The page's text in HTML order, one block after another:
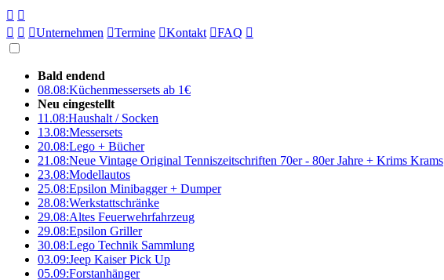
 
  Unternehmen Termine Kontakt FAQ 
Bald endend
08.08:Küchenmessersets ab 1€
Neu eingestellt
11.08:Haushalt / Socken
13.08:Messersets
20.08:Lego + Bücher
21.08:Neue Vintage Original Tenniszeitschriften 70er - 80er Jahre + Krims Krams
23.08:Modellautos
25.08:Epsilon Minibagger + Dumper
28.08:Werkstattschränke
29.08:Altes Feuerwehrfahrzeug
29.08:Epsilon Griller
30.08:Lego Technik Sammlung
03.09:Jeep Kaiser Pick Up
05.09:Forstanhänger